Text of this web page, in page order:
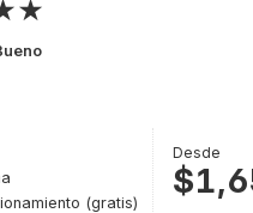
(gratis)
Desde